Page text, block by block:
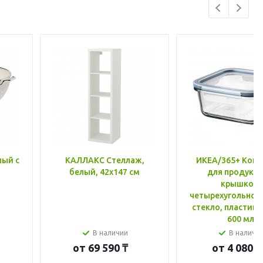
с
КАЛЛАКС Стеллаж,
белый, 42x147 см
В наличии
от 69 590 ₸
ИКЕА/365+
для
крышкой,
стекло, пластик
600 мл
В
от 4 080 ₸